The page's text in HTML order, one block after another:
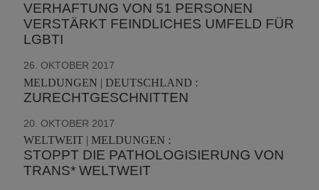
VERHAFTUNG VON 51 PERSONEN
VERSTÄRKT FEINDLICHES UMFELD FÜR
LGBTI
26. OKTOBER 2017
MELDUNGEN | DEUTSCHLAND :
ZURECHTGESCHNITTEN
20. OKTOBER 2017
WELTWEIT | MELDUNGEN :
STOPPT DIE PATHOLOGISIERUNG VON
TRANS* WELTWEIT